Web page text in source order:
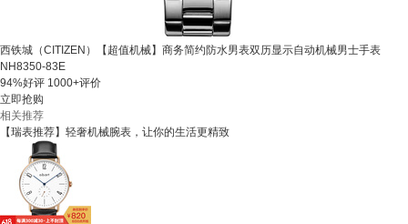
西铁城（CITIZEN）【超值机械】商务简约防水男表双历显示自动机械男士手表
NH8350-83E
94%好评 1000+评价
立即抢购
相关推荐
【瑞表推荐】轻奢机械腕表，让你的生活更精致